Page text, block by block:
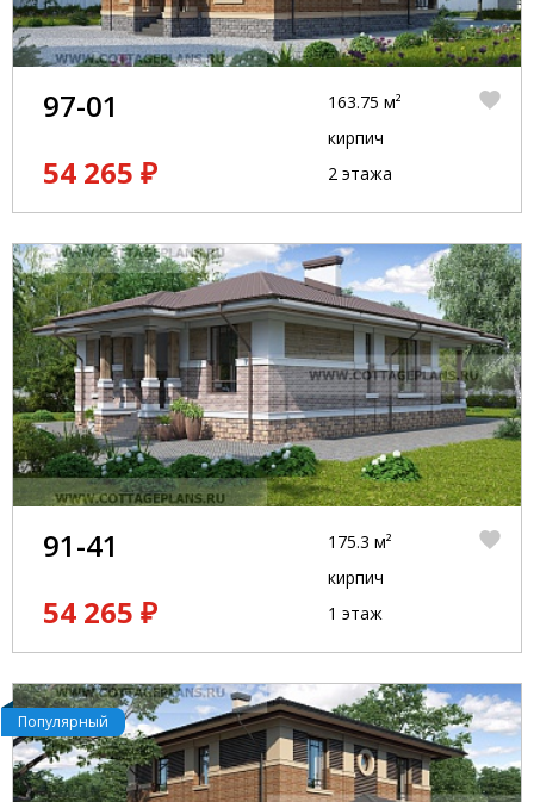
97-01
54 265 ₽
163.75 м²
кирпич
2 этажа
91-41
54 265 ₽
175.3 м²
кирпич
1 этаж
Популярный